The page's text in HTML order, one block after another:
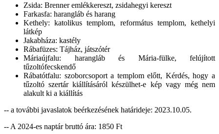
Zsida: Brenner emlékkereszt, zsidahegyi kereszt
Farkasfa: harangláb és harang
Kethely: katolikus templom, református templom, kethelyi
látkép
Jakabháza: kastély
Rábafüzes: Tájház, játszótér
Máriaújfalu: harangláb és Mária-fülke, felújított
tűzoltófecskendő
Rábatótfalu: szoborcsoport a templom előtt, Kérdés, hogy a
tűzoltó szertár kiállításáról készülhet-e kép vagy még nem
alakult ki a kiállítás
-- a további javaslatok beérkezésének határideje: 2023.10.05.
-- A 2024-es naptár bruttó ára: 1850 Ft